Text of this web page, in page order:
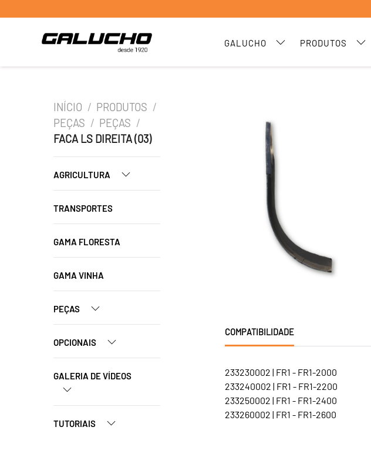
GALUCHO PRODUTOS
INÍCIO / PRODUTOS /
PEÇAS / PEÇAS /
FACA LS DIREITA (03)
AGRICULTURA
TRANSPORTES
GAMA FLORESTA
GAMA VINHA
PEÇAS
OPCIONAIS
GALERIA DE VÍDEOS
TUTORIAIS
COMPATIBILIDADE
233230002 | FR1 - FR1-2000
233240002 | FR1 - FR1-2200
233250002 | FR1 - FR1-2400
233260002 | FR1 - FR1-2600